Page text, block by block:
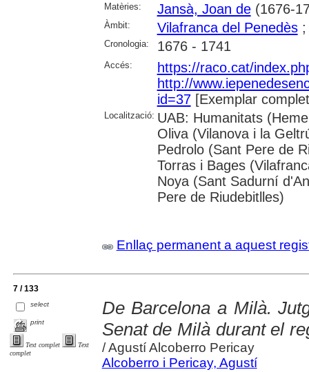
Matèries:
Jansà, Joan de(1676-
Àmbit: Vilafranca del Penedès
Cronologia: 1676 - 1741
Accés:
https://raco.cat/
http://
id=37[Exemplar
Localització: UAB: Humanitats
Oliva (Vilanova i la
Pedrolo (Sant Pere de
Torras i Bages
Noya (Sant Sadurní
Pere de Riudebitlles)
Enllaç permanent a aquest
7 / 133
select
print
Text complet
Text
complet
De Barcelona a Milà.
Senat de Milà durant el
/ Agustí Alcoberro Pericay
Alcoberro i Pericay, Agustí